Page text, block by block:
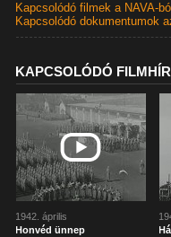
Kapcsolódó filmek a NAVA-ból
Kapcsolódó dokumentumok
KAPCSOLÓDÓ
1942. április
Honvéd ünnep